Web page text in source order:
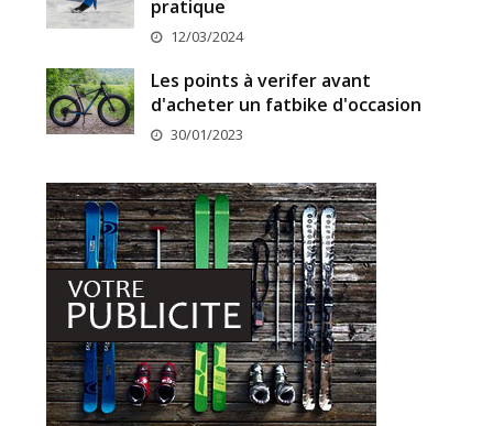
pratique
12/03/2024
Les points à verifer avant
d'acheter un fatbike d'occasion
30/01/2023